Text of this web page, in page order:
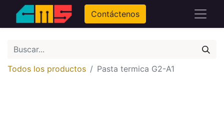
Contáctenos
Todos los productos Pasta termica G2-A1